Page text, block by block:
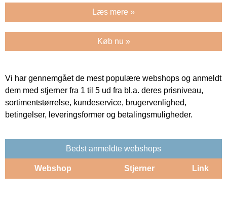
Læs mere »
Køb nu »
Vi har gennemgået de mest populære webshops og anmeldt
dem med stjerner fra 1 til 5 ud fra bl.a. deres prisniveau,
sortimentstørrelse, kundeservice, brugervenlighed,
betingelser, leveringsformer og betalingsmuligheder.
Bedst anmeldte webshops
Webshop Stjerner Link